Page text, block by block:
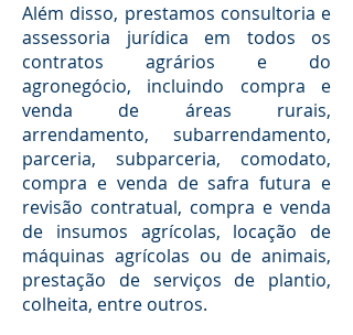
Além disso, prestamos consultoria e
assessoria jurídica em todos os
contratos agrários e do
agronegócio, incluindo compra e
venda de áreas rurais,
arrendamento, subarrendamento,
parceria, subparceria, comodato,
compra e venda de safra futura e
revisão contratual, compra e venda
de insumos agrícolas, locação de
máquinas agrícolas ou de animais,
prestação de serviços de plantio,
colheita, entre outros.